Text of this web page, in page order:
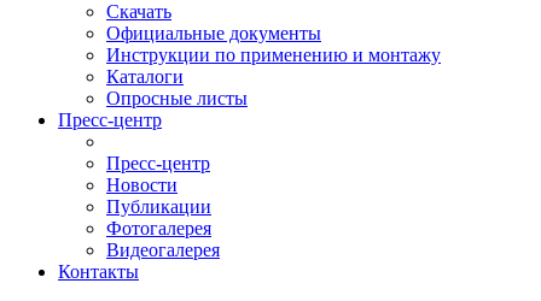
Скачать
Официальные документы
Инструкции по применению и монтажу
Каталоги
Опросные листы
Пресс-центр
Пресс-центр
Новости
Публикации
Фотогалерея
Видеогалерея
Контакты